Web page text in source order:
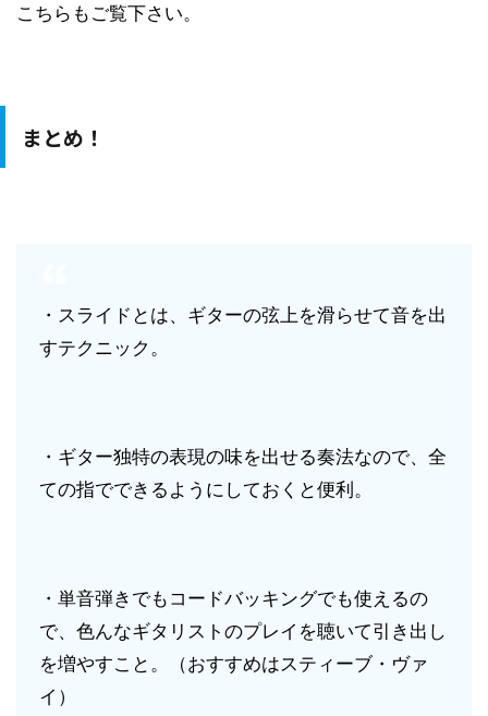
こちらもご覧下さい。
まとめ！
・スライドとは、ギターの弦上を滑らせて音を出
すテクニック。
・ギター独特の表現の味を出せる奏法なので、全
ての指でできるようにしておくと便利。
・単音弾きでもコードバッキングでも使えるの
で、色んなギタリストのプレイを聴いて引き出し
を増やすこと。（おすすめはスティーブ・ヴァ
イ）